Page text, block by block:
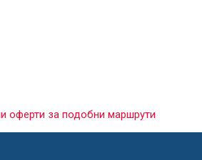
оферти за подобни маршрути